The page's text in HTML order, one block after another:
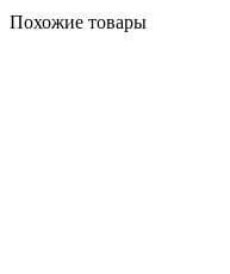
Похожие товары